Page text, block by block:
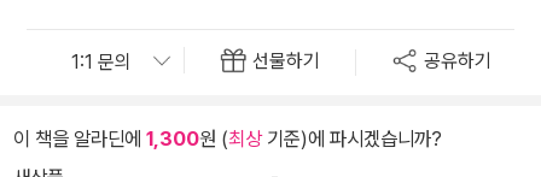
선물하기 공유하기
이 책을 알라딘에 1,300원 (최상기준)에 파시겠습니까?